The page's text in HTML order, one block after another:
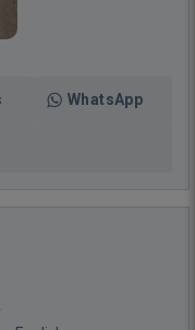
WhatsApp